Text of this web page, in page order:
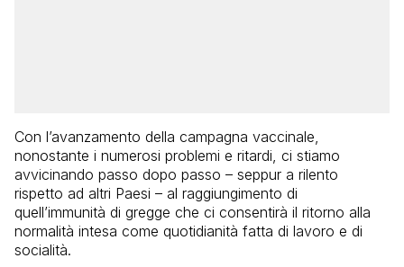
Con l’avanzamento della campagna vaccinale,
nonostante i numerosi problemi e ritardi, ci stiamo
avvicinando passo dopo passo – seppur a rilento
rispetto ad altri Paesi – al raggiungimento di
quell’immunità di gregge che ci consentirà il ritorno alla
normalità intesa come quotidianità fatta di lavoro e di
socialità.